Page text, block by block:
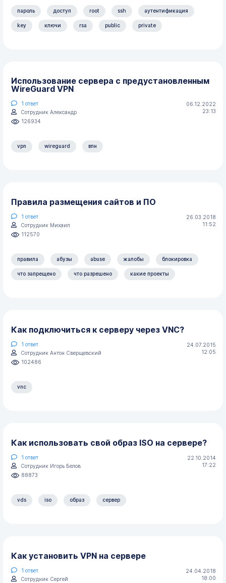
пароль доступ root ssh аутентификация
key ключи rsa public private
Использование сервера с предустановленным
WireGuard VPN
06.12.2022
23:13
1 ответ
Сотрудник Александр
126934
vpn wireguard впн
Правила размещения сайтов и ПО
26.03.2018
11:52
1 ответ
Сотрудник Михаил
112570
правила абузы abuse жалобы блокировка
что запрещено что разрешено какие проекты
Как подключиться к серверу через VNC?
24.07.2015
12:05
1 ответ
Сотрудник Антон Сверщевский
102486
vnc
Как использовать свой образ ISO на сервере?
22.10.2014
17:22
1 ответ
Сотрудник Игорь Белов
88873
vds iso образ сервер
Как установить VPN на сервере
24.04.2018
18:00
1 ответ
Сотрудник Сергей